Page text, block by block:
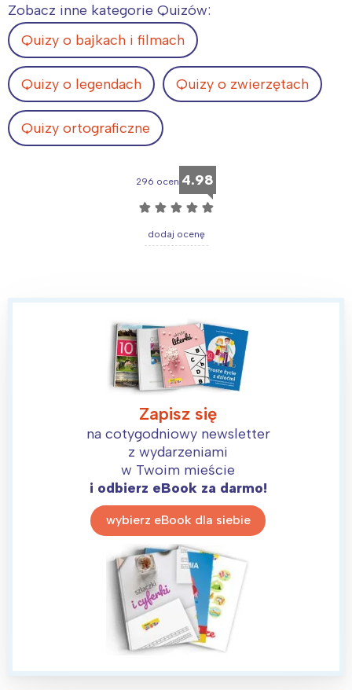
Zobacz inne kategorie Quizów:
Quizy o bajkach i filmach
Quizy o legendach Quizy o zwierzętach
Quizy ortograficzne
296 ocen 4.98
☆ ☆ ☆ ☆ ☆
dodaj ocenę
Zapisz się
na cotygodniowy newsletter
z wydarzeniami
w Twoim mieście
i odbierz eBook za darmo!
wybierz eBook dla siebie